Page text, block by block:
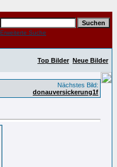
Erweiterte Suche
Top Bilder Neue Bilder
Nächstes Bild:
donauversickerung1f